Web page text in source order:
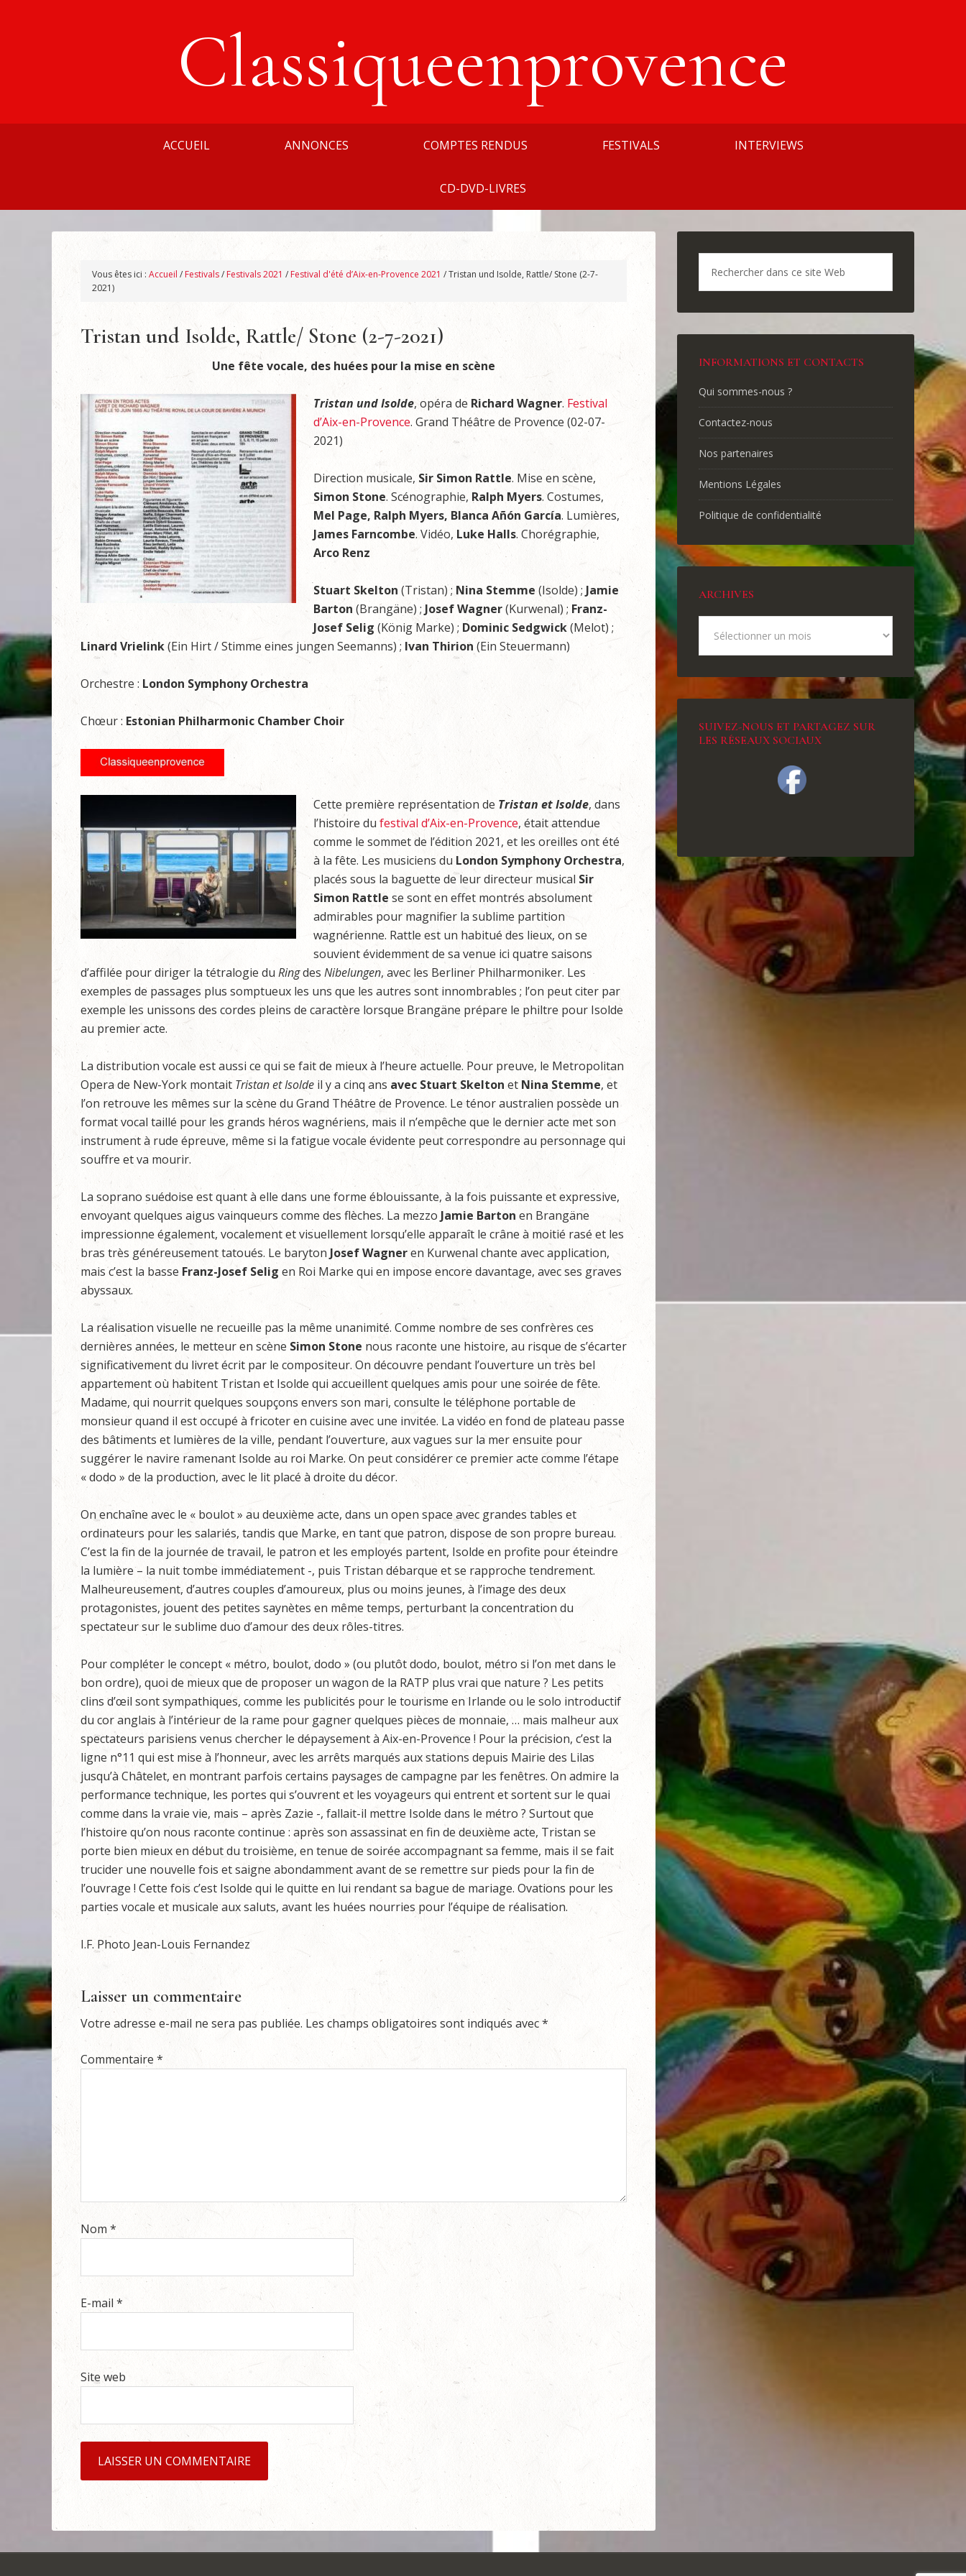
Classiqueenprovence
ACCUEIL ANNONCES COMPTES RENDUS FESTIVALS INTERVIEWS
CD-DVD-LIVRES
Vous êtes ici : Accueil / Festivals/ Festivals 2021 / Festival d'été d’Aix-en-Provence 2021 /Tristan und Isolde, Rattle/ Stone (2-7-
2021)
Tristan und Isolde, Rattle/ Stone (2-7-2021)
Une fête vocale, des huées pour la mise en scène
Tristan und Isolde, opéra de Richard Wagner. Festival
d’Aix-en-Provence. Grand Théâtre de Provence (02-07-
2021)
Direction musicale, Sir Simon Rattle. Mise en scène,
Simon Stone. Scénographie, Ralph Myers. Costumes,
Mel Page, Ralph Myers, Blanca Añón García. Lumières,
James Farncombe. Vidéo, Luke Halls. Chorégraphie,
Arco Renz
Stuart Skelton (Tristan) ; Nina Stemme (Isolde) ; Jamie
Barton (Brangäne) ; Josef Wagner(Kurwenal) ; Franz-
Josef Selig (König Marke) ; Dominic Sedgwick(Melot) ;
Linard Vrielink(Ein Hirt / Stimme eines jungen Seemanns) ; Ivan Thirion (Ein Steuermann)
Orchestre : London Symphony Orchestra
Chœur : Estonian Philharmonic Chamber Choir
Cette première représentation de Tristan et Isolde, dans
l’histoire du festival d’Aix-en-Provence, était attendue
comme le sommet de l’édition 2021, et les oreilles ont été
à la fête. Les musiciens du London Symphony Orchestra,
placés sous la baguette de leur directeur musical Sir
Simon Rattle se sont en effet montrés absolument
admirables pour magnifier la sublime partition
wagnérienne. Rattle est un habitué des lieux, on se
souvient évidemment de sa venue ici quatre saisons
d’affilée pour diriger la tétralogie du Ringdes Nibelungen, avec les Berliner Philharmoniker. Les
exemples de passages plus somptueux les uns que les autres sont innombrables ; l’on peut citer par
exemple les unissons des cordes pleins de caractère lorsque Brangäne prépare le philtre pour Isolde
au premier acte.
La distribution vocale est aussi ce qui se fait de mieux à l’heure actuelle. Pour preuve, le Metropolitan
Opera de New-York montait Tristan et Isolde il y a cinq ans avec Stuart Skelton et Nina Stemme, et
l’on retrouve les mêmes sur la scène du Grand Théâtre de Provence. Le ténor australien possède un
format vocal taillé pour les grands héros wagnériens, mais il n’empêche que le dernier acte met son
instrument à rude épreuve, même si la fatigue vocale évidente peut correspondre au personnage qui
souffre et va mourir.
La soprano suédoise est quant à elle dans une forme éblouissante, à la fois puissante et expressive,
envoyant quelques aigus vainqueurs comme des flèches. La mezzo Jamie Barton en Brangäne
impressionne également, vocalement et visuellement lorsqu’elle apparaît le crâne à moitié rasé et les
bras très généreusement tatoués. Le baryton JosefWagneren Kurwenal chante avec application,
mais c’est la basse Franz-Josef Selig en Roi Marke qui en impose encore davantage, avec ses graves
abyssaux.
La réalisation visuelle ne recueille pas la même unanimité. Comme nombre de ses confrères ces
dernières années, le metteur en scène Simon Stone nous raconte une histoire, au risque de s’écarter
significativement du livret écrit par le compositeur. On découvre pendant l’ouverture un très bel
appartement où habitent Tristan et Isolde qui accueillent quelques amis pour une soirée de fête.
Madame, qui nourrit quelques soupçons envers son mari, consulte le téléphone portable de
monsieur quand il est occupé à fricoter en cuisine avec une invitée. La vidéo en fond de plateau passe
des bâtiments et lumières de la ville, pendant l’ouverture, aux vagues sur la mer ensuite pour
suggérer le navire ramenant Isolde au roi Marke. On peut considérer ce premier acte comme l’étape
« dodo » de la production, avec le lit placé à droite du décor.
On enchaîne avec le « boulot » au deuxième acte, dans un open space avec grandes tables et
ordinateurs pour les salariés, tandis que Marke, en tant que patron, dispose de son propre bureau.
C’est la fin de la journée de travail, le patron et les employés partent, Isolde en profite pour éteindre
la lumière – la nuit tombe immédiatement -, puis Tristan débarque et se rapproche tendrement.
Malheureusement, d’autres couples d’amoureux, plus ou moins jeunes, à l’image des deux
protagonistes, jouent des petites saynètes en même temps, perturbant la concentration du
spectateur sur le sublime duo d’amour des deux rôles-titres.
Pour compléter le concept « métro, boulot, dodo » (ou plutôt dodo, boulot, métro si l’on met dans le
bon ordre), quoi de mieux que de proposer un wagon de la RATP plus vrai que nature ? Les petits
clins d’œil sont sympathiques, comme les publicités pour le tourisme en Irlande ou le solo introductif
du cor anglais à l’intérieur de la rame pour gagner quelques pièces de monnaie, … mais malheur aux
spectateurs parisiens venus chercher le dépaysement à Aix-en-Provence ! Pour la précision, c’est la
ligne n°11 qui est mise à l’honneur, avec les arrêts marqués aux stations depuis Mairie des Lilas
jusqu’à Châtelet, en montrant parfois certains paysages de campagne par les fenêtres. On admire la
performance technique, les portes qui s’ouvrent et les voyageurs qui entrent et sortent sur le quai
comme dans la vraie vie, mais – après Zazie -, fallait-il mettre Isolde dans le métro ? Surtout que
l’histoire qu’on nous raconte continue : après son assassinat en fin de deuxième acte, Tristan se
porte bien mieux en début du troisième, en tenue de soirée accompagnant sa femme, mais il se fait
trucider une nouvelle fois et saigne abondamment avant de se remettre sur pieds pour la fin de
l’ouvrage ! Cette fois c’est Isolde qui le quitte en lui rendant sa bague de mariage. Ovations pour les
parties vocale et musicale aux saluts, avant les huées nourries pour l’équipe de réalisation.
I.F. Photo Jean-Louis Fernandez
Laisser un commentaire
Votre adresse e-mail ne sera pas publiée. Les champs obligatoires sont indiqués avec*
Commentaire *
Nom *
E-mail *
Site web
INFORMATIONS ET CONTACTS
Qui sommes-nous ?
Contactez-nous
Nos partenaires
Mentions Légales
Politique de confidentialité
ARCHIVES
SUIVEZ-NOUS ET PARTAGEZ SUR
LES RÉSEAUX SOCIAUX